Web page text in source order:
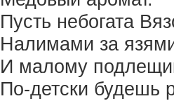
Пусть небогата
Налимами за
И малому
По-детски будешь